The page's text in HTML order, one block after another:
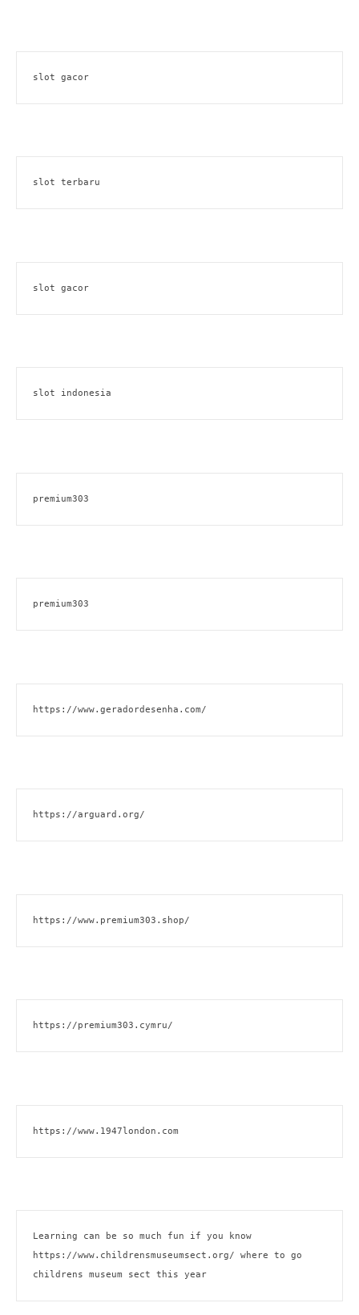
slot gacor
slot terbaru
slot gacor
slot indonesia
premium303
premium303
https://www.geradordesenha.com/
https://arguard.org/
https://www.premium303.shop/
https://premium303.cymru/
https://www.1947london.com
https://www.childrensmuseumsect.org/ where to go
childrens museum sect this year